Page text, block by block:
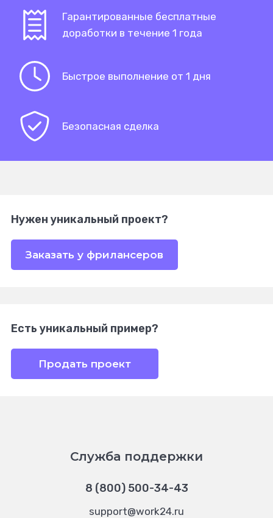
Гарантированные бесплатные
доработки в течение 1 года
Быстрое выполнение от 1 дня
Безопасная сделка
Нужен уникальный проект?
Заказать у фрилансеров
Есть уникальный пример?
Продать проект
Служба поддержки
8 (800) 500-34-43
support@work24.ru